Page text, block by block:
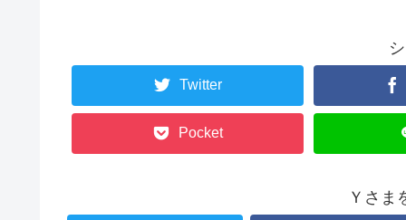
Twitter
Pocket
Ｙさま